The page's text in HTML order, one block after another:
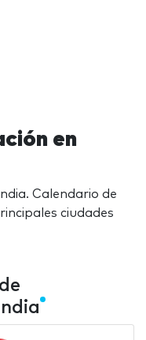
en
Calendario de
ciudades